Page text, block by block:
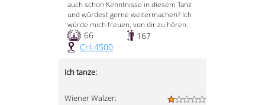
auch schon Kenntnisse in diesem Tanz
und würdest gerne weitermachen? Ich
würde mich freuen, von dir zu hören.
66
167
CH-4500
Ich tanze:
Wiener Walzer: